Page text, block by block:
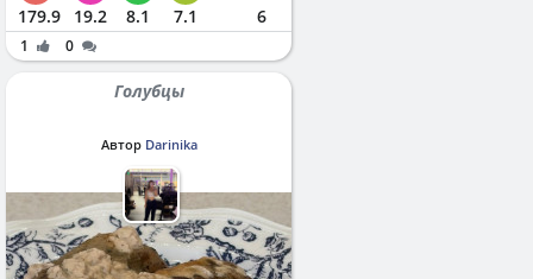
179.9 19.2 8.1 7.1 6
1 0
Голубцы
Автор Darinika